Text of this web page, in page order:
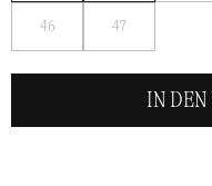
46 47
IN DEN